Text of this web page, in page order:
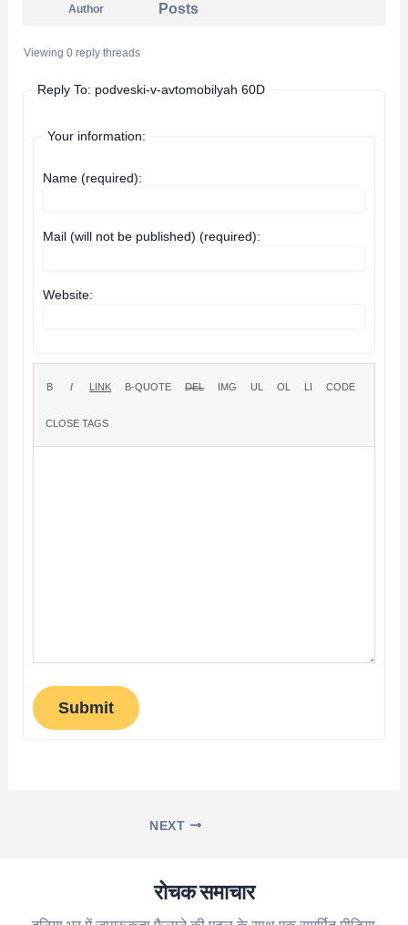
Author Posts
Viewing 0 reply threads
Reply To: podveski-v-avtomobilyah 60D
Your information:
Name (required):
Mail (will not be published) (required):
Website:
Submit
NEXT
रोचक समाचार